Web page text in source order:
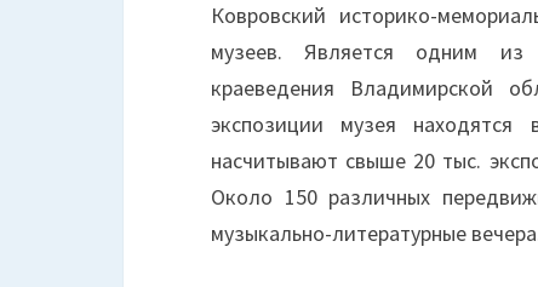
Ковровский историко-
музеев. Является одним из
краеведения Владимирской
экспозиции музея
насчитывают свыше 20 тыс.
Около 150 различных
музыкально-литературные